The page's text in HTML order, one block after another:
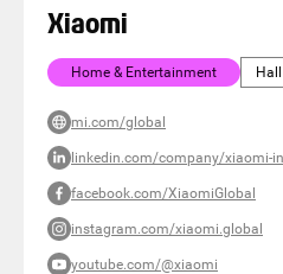
Xiaomi
Home & Entertainment
mi.com/global
linkedin.com/company/xiaomi-
facebook.com/XiaomiGlobal
instagram.com/xiaomi.global
youtube.com/@xiaomi